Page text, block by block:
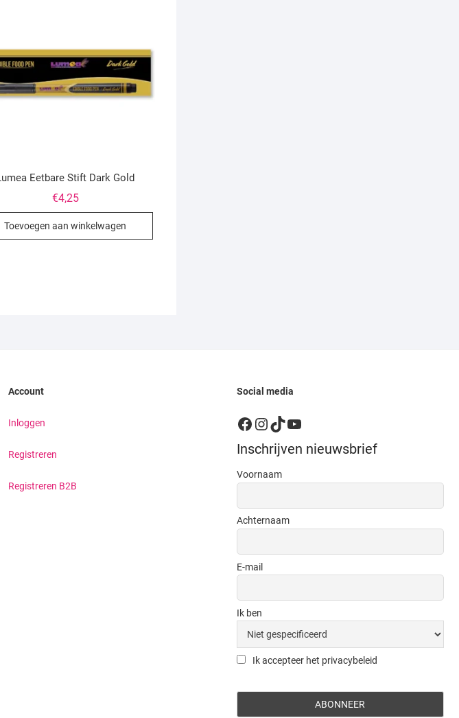
Eetbare Stift Dark Gold
€4,25
Toevoegen aan winkelwagen
Account
Inloggen
Registreren
Registreren B2B
Social media
Facebook
Instagram
TikTok
YouTube
Inschrijven nieuwsbrief
Voornaam
Achternaam
E-mail
Ik ben
Ik accepteer het privacybeleid